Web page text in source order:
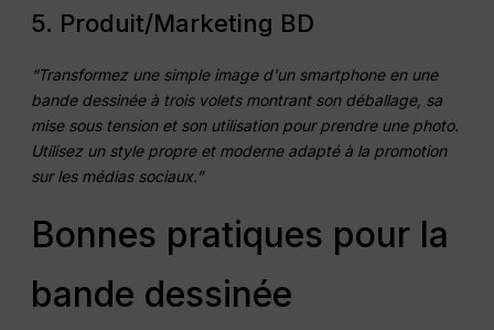
5. Produit/Marketing BD
“Transformez une simple image d'un smartphone en une
bande dessinée à trois volets montrant son déballage, sa
mise sous tension et son utilisation pour prendre une photo.
Utilisez un style propre et moderne adapté à la promotion
sur les médias sociaux.”
Bonnes pratiques pour la
bande dessinée